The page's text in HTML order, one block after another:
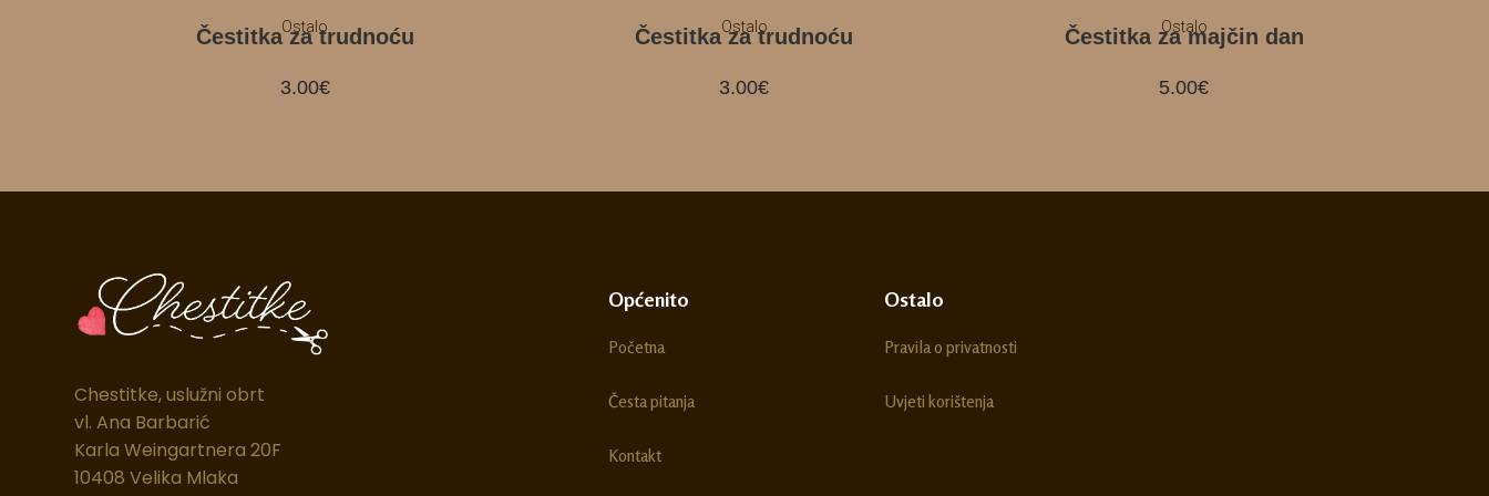
Ostalo
Čestitka za trudnoću
3.00€
Ostalo
Čestitka za trudnoću
3.00€
Ostalo
Čestitka za majčin dan
5.00€
Chestitke, uslužni obrt
vl. Ana Barbarić
Karla Weingartnera 20F
10408 Velika Mlaka
Općenito
Početna
Česta pitanja
Kontakt
Ostalo
Pravila o privatnosti
Uvjeti korištenja